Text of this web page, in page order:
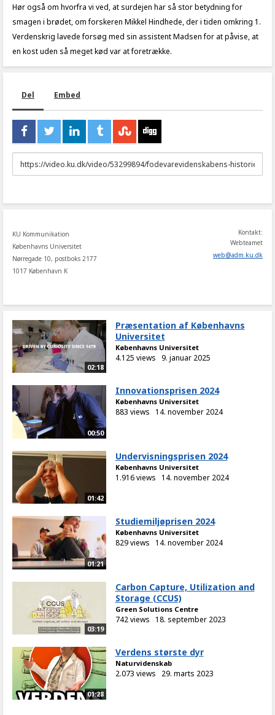
Hør også om hvorfra vi ved, at surdejen har så stor betydning for
smagen i brødet, om forskeren Mikkel Hindhede, der i tiden omkring 1.
Verdenskrig lavede forsøg med sin assistent Madsen for at påvise, at
en kost uden så meget kød var at foretrække.
Del Embed
URL
to
KU Kommunikation
Københavns Universitet
Nørregade 10, postboks 2177
1017 København K
Kontakt:
Webteamet
web@adm.ku.dk
02:18
Præsentation af Københavns
Universitet
Københavns Universitet
4.125 views 9. januar 2025
00:50
Innovationsprisen 2024
Københavns Universitet
883 views 14. november 2024
01:42
Undervisningsprisen 2024
Københavns Universitet
1.916 views 14. november 2024
01:21
Studiemiljøprisen 2024
Københavns Universitet
829 views 14. november 2024
03:19
Carbon Capture, Utilization and
Storage (CCUS)
Green Solutions Centre
742 views 18. september 2023
01:28
Verdens største dyr
Naturvidenskab
2.073 views 29. marts 2023